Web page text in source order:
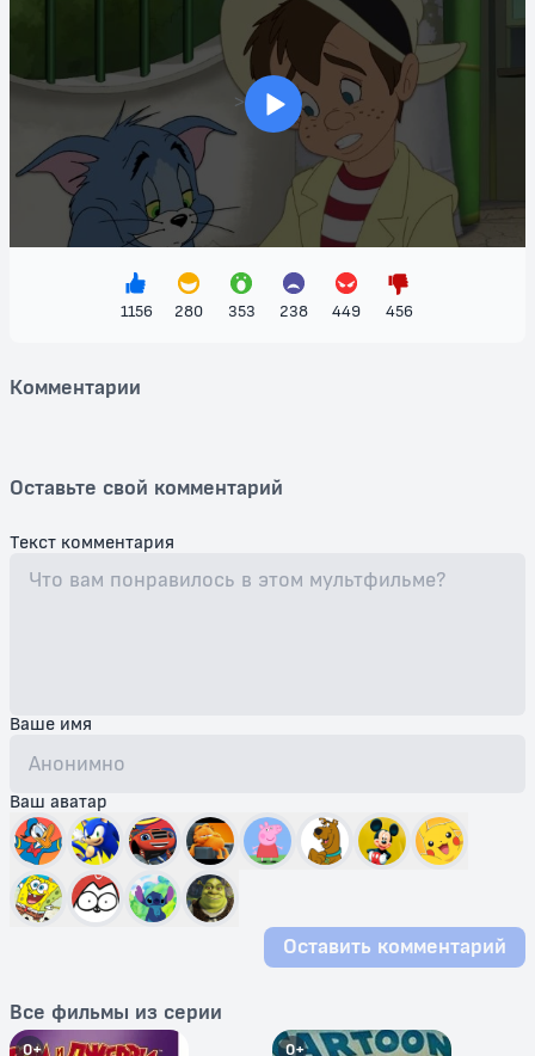
Мультфильм подарит зрителям невероятные эмоции,
захватывающие моменты комедии и настоящие уроки дружбы и
командной работы. С красочными анимациями, увлекательным
сюжетом и множеством смешных ситуаций "Том и Джерри:
Гигантское приключение" станет идеальным развлечением как для
детей, так и для взрослых. Присоединяйтесь к Том и Джерри в их
удивительном приключении, где смех никогда не заканчивается!
Не упустите возможность насладиться этим замечательным
фильмом в удобное для вас время, ведь он доступен для
бесплатного просмотра. Каждая сцена наполнена юмором и
очарованием, которые вы полюбите!
>
1156 280 353 238 449 456
Комментарии
Оставьте свой комментарий
Текст комментария
Ваше имя
Ваш аватар
Оставить комментарий
Все фильмы из серии
0+ 0+